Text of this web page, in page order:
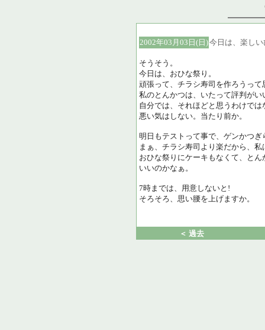
2002年03月03日(日)今日は、楽し
そうそう。
今日は、おひな祭り。
頑張って、チラシ寿司を作ろうっ
私のとんかつは、いたって評判がい
自分では、それほどと思うわけで
悪い気はしない。当たり前か。
明日もテストって事で、ゲンかつぎ
まぁ、チラシ寿司より楽だから、私
おひな祭りにケーキもなくて、と
いいのかなぁ。
7時までは、用意しないと!
そろそろ、思い腰を上げますか。
＜ 過去